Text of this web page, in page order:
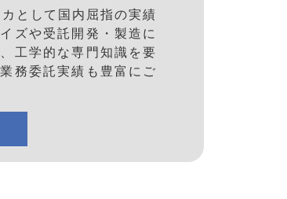
として国内屈指の実績
ズや受託開発・製造に
工学的な専門知識を要
務委託実績も豊富にご